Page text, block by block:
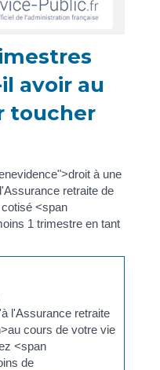
avoir au
toucher
à une
retraite de
<span
1 trimestre en tant
l'Assurance retraite
cours de votre vie
<span
de